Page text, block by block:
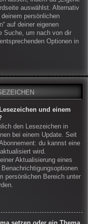
auswählst. Alternativ
deinem persönlichen
auf deiner eigenen
Suche, um nach von dir
Optionen in
und einem
den Lesezeichen in
bei einem Update. Seit
du kannst eine
wird.
Aktualisierung eines
persönlichen Bereich unter